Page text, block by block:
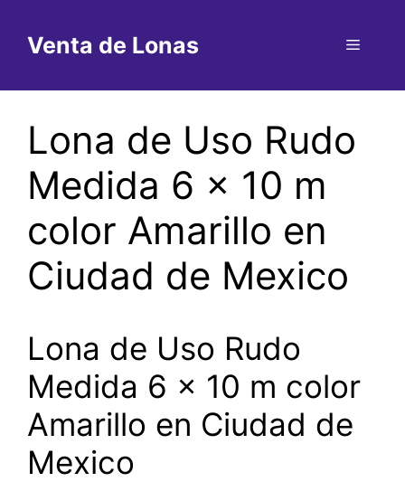
contenido
Venta de Lonas Menú
Lona de Uso Rudo
Medida 6 x 10 m
color Amarillo en
Ciudad de Mexico
Lona de Uso Rudo
Medida 6 x 10 m color
Amarillo en Ciudad de
Mexico